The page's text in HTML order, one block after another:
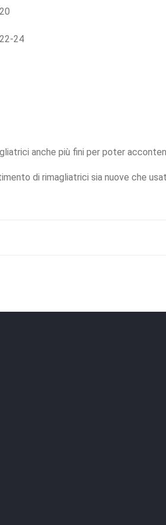
20
22-24
anche più fini per poter
di rimagliatrici sia nuove che